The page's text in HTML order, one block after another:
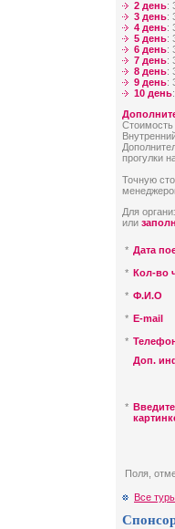
2 день:
3 день:
4 день:
5 день:
6 день:
7 день:
8 день:
9 день:
10 день
Стоимость
прогулки
Точную
Для
или
* Дата
* Кол-во
* Ф.И.О
* E-mail
*
Доп.
*
Поля,
Все